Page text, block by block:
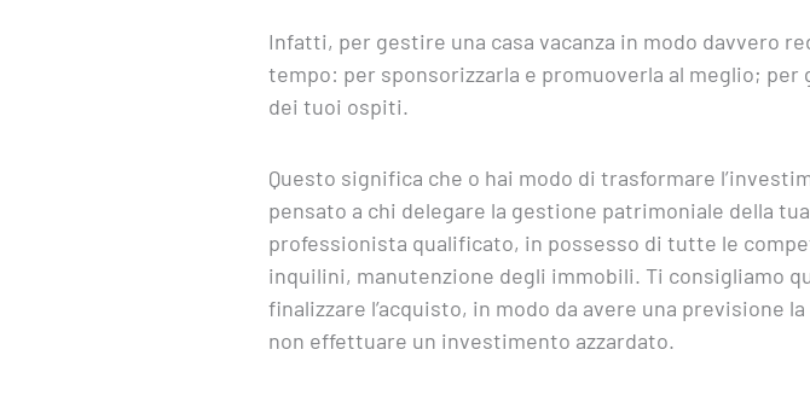
Infatti, per gestire una casa vacanza in modo davvero
tempo: per sponsorizzarla e promuoverla al meglio;
dei tuoi ospiti.
Questo significa che o hai modo di trasformare
pensato a chi delegare la gestione patrimoniale della
professionista qualificato, in possesso di tutte le
inquilini, manutenzione degli immobili. Ti consigliamo
finalizzare l’acquisto, in modo da avere una previsione
non effettuare un investimento azzardato.